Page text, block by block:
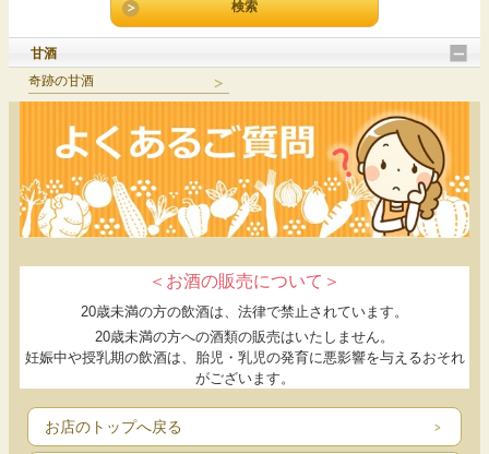
甘酒
奇跡の甘酒
＜お酒の販売について＞
20歳未満の方の飲酒は、法律で禁止されています。
20歳未満の方への酒類の販売はいたしません。
妊娠中や授乳期の飲酒は、胎児・乳児の発育に悪影響を与えるおそれ
がございます。
お店のトップへ戻る